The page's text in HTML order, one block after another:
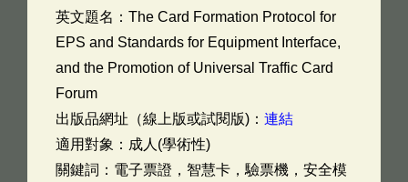
英文題名： The Card Formation Protocol for
EPS and Standards for Equipment Interface,
and the Promotion of Universal Traffic Card
Forum
出版品網址（線上版或試閱版)： 連結
適用對象：成人(學術性)
關鍵詞：電子票證，智慧卡，驗票機，安全模